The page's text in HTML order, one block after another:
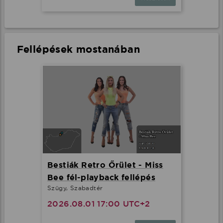
Fellépések mostanában
Bestiák Retro Őrület - Miss
Bee fél-playback fellépés
Szügy, Szabadtér
2026.08.01 17:00 UTC+2